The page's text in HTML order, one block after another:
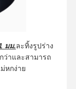
มม.ละทิ้งรูปร่าง
ว่าและสามารถ
หกง่าย